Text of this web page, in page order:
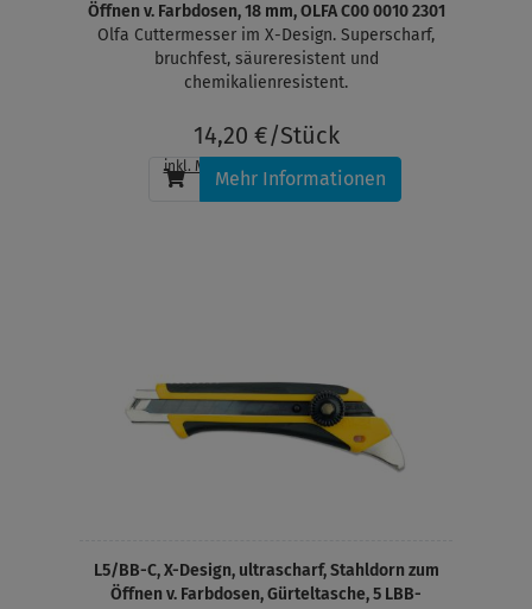
Öffnen v. Farbdosen, 18 mm, OLFA C00 0010 2301
Olfa Cuttermesser im X-Design. Superscharf,
bruchfest, säureresistent und
chemikalienresistent.
14,20 €/Stück
inkl. MwSt. , zzgl. Versandkosten
Mehr Informationen
L5/BB-C, X-Design, ultrascharf, Stahldorn zum
Öffnen v. Farbdosen, Gürteltasche, 5 LBB-